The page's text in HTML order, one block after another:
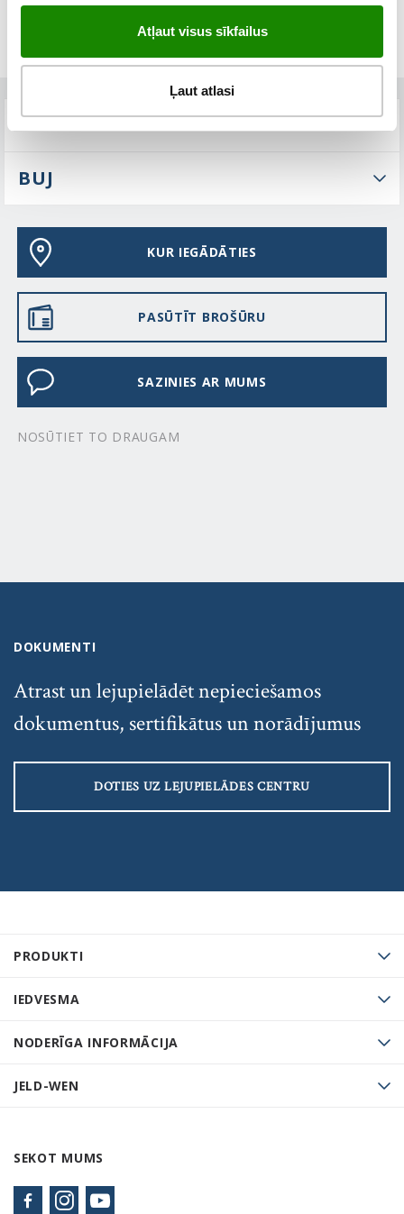
Atļaut visus sīkfailus
Ļaut atlasi
TEHNISKIE PARAMETRI
BUJ
KUR IEGĀDĀTIES
PASŪTĪT BROŠŪRU
SAZINIES AR MUMS
NOSŪTIET TO DRAUGAM
PRODUKTI
IEDVESMA
NODERĪGA INFORMĀCIJA
JELD-WEN
SEKOT MUMS
DOKUMENTI
Atrast un lejupielādēt nepieciešamos
dokumentus, sertifikātus un norādījumus
DOTIES UZ LEJUPIELĀDES CENTRU